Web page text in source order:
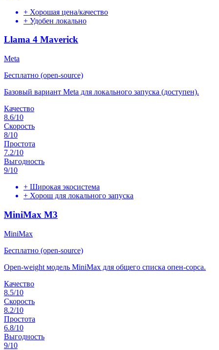
+ Хорошая цена/качество
+ Удобен локально
Llama 4 Maverick
Meta
Бесплатно (open-source)
Базовый вариант Meta для локального запуска (доступен).
Качество
8.6/10
Скорость
8/10
Простота
7.2/10
Выгодность
9/10
+ Широкая экосистема
+ Хорош для локального запуска
MiniMax M3
MiniMax
Бесплатно (open-source)
Open-weight модель MiniMax для общего списка опен-сорса.
Качество
8.5/10
Скорость
8.2/10
Простота
6.8/10
Выгодность
9/10